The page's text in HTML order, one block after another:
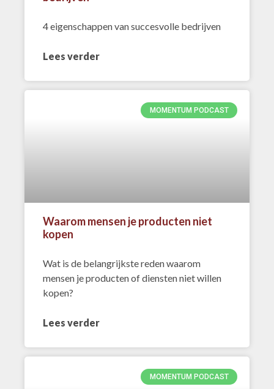
4 eigenschappen van succesvolle bedrijven
Lees verder
MOMENTUM PODCAST
Waarom mensen je producten niet
kopen
Wat is de belangrijkste reden waarom
mensen je producten of diensten niet willen
kopen?
Lees verder
MOMENTUM PODCAST